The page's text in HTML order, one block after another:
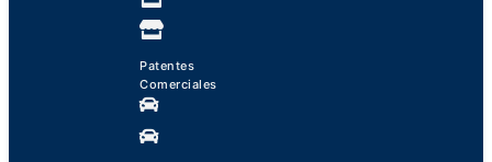
Patentes
Comerciales